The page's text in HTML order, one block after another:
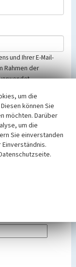
und Ihrer E-Mail-
Rahmen der
Vorschriften des
und der seit
bitte unsere
aus der
um die
können Sie
möchten. Darüber
um die
Sie einverstanden